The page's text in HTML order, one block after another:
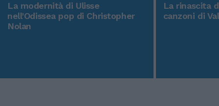
La modernità di Ulisse
nell'Odissea pop di Christopher
Nolan
La rinascita
canzoni di